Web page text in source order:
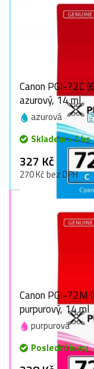
Canon PGI-72C
azurový, 14 ml
azurová
Skladem > 5 ks
327 Kč
270 Kč bez DPH
Canon PGI-72M
purpurový, 14 ml
purpurová
Poslední kusy